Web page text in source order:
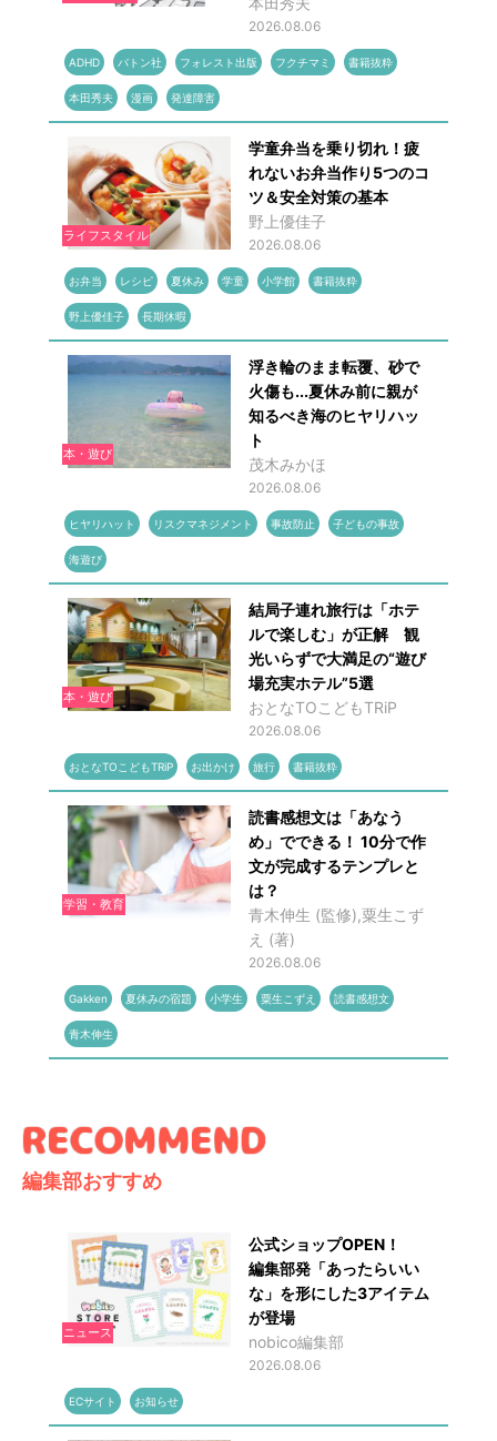
2026.08.06
ADHD バトン社 フォレスト出版 フクチマミ 書籍抜粋
本田秀夫 漫画 発達障害
ライフスタイル
学童弁当を乗り切れ！疲
れないお弁当作り5つのコ
ツ＆安全対策の基本
野上優佳子
2026.08.06
お弁当 レシピ 夏休み 学童 小学館 書籍抜粋
野上優佳子 長期休暇
本・遊び
浮き輪のまま転覆、砂で
火傷も...夏休み前に親が
知るべき海のヒヤリハッ
ト
茂木みかほ
2026.08.06
ヒヤリハット リスクマネジメント 事故防止 子どもの事故
海遊び
本・遊び
結局子連れ旅行は「ホテ
ルで楽しむ」が正解 観
光いらずで大満足の“遊び
場充実ホテル”5選
おとなTOこどもTRiP
2026.08.06
おとなTOこどもTRiP お出かけ 旅行 書籍抜粋
学習・教育
読書感想文は「あなう
め」でできる！ 10分で作
文が完成するテンプレと
は？
青木伸生 (監修),粟生こず
え (著)
2026.08.06
Gakken 夏休みの宿題 小学生 粟生こずえ 読書感想文
青木伸生
編集部おすすめ
ニュース
公式ショップOPEN！
編集部発「あったらいい
な」を形にした3アイテム
が登場
nobico編集部
2026.08.06
ECサイト お知らせ